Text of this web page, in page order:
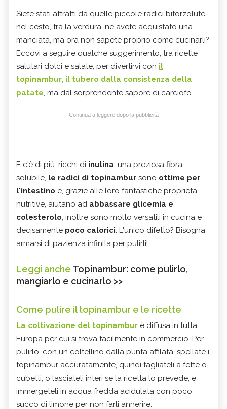
Siete stati attratti da quelle piccole radici bitorzolute
nel cesto, tra la verdura, ne avete acquistato una
manciata, ma ora non sapete proprio come cucinarli?
Eccovi a seguire qualche suggerimento, tra ricette
salutari dolci e salate, per divertirvi con il
topinambur, il tubero dalla consistenza della
patate, ma dal sorprendente sapore di carciofo.
Continua a leggere dopo la pubblicità
E c'è di più: ricchi di inulina, una preziosa fibra
solubile, le radici di topinambur sono ottime per
l'intestino e, grazie alle loro fantastiche proprietà
nutritive, aiutano ad abbassare glicemia e
colesterolo; inoltre sono molto versatili in cucina e
decisamente poco calorici. L'unico difetto? Bisogna
armarsi di pazienza infinita per pulirli!
Leggi anche Topinambur: come pulirlo,
mangiarlo e cucinarlo >>
Come pulire il topinambur e le ricette
La coltivazione del topinambur è diffusa in tutta
Europa per cui si trova facilmente in commercio. Per
pulirlo, con un coltellino dalla punta affilata, spellate i
topinambur accuratamente, quindi tagliateli a fette o
cubetti, o lasciateli interi se la ricetta lo prevede, e
immergeteli in acqua fredda acidulata con poco
succo di limone per non farli annerire.